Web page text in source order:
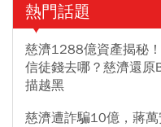
熱門話題
慈濟1288億資產揭秘
信徒錢去哪？慈濟還原
描越黑
慈濟遭詐騙10億，蔣